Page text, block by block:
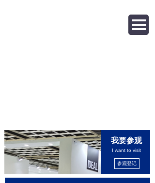
我要参观
I want to visit
参观登记